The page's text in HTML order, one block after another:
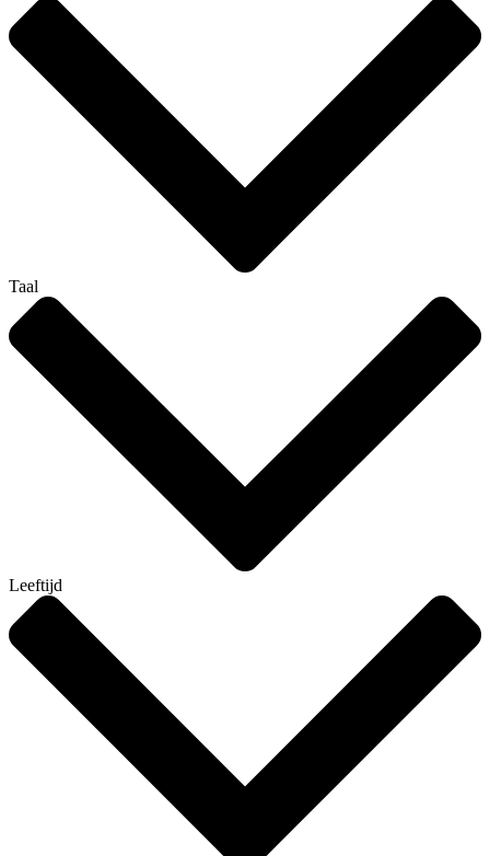
Taal
Leeftijd